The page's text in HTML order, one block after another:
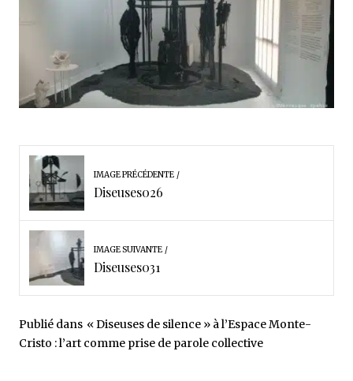
IMAGE PRÉCÉDENTE
Diseuses026
IMAGE SUIVANTE
Diseuses031
Publié dans « Diseuses de silence » à l’Espace Monte-
Cristo : l’art comme prise de parole collective